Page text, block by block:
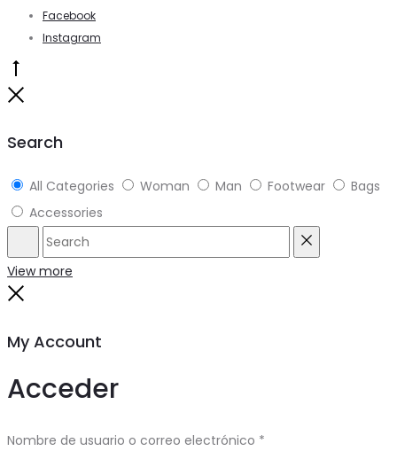
Facebook
Instagram
Search
All Categories Woman Man Footwear
Bags
Accessories
Search
View more
My Account
Acceder
Nombre de usuario o correo electrónico *